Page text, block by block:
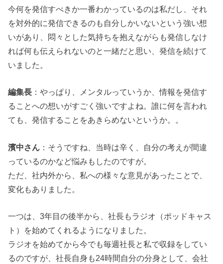
今何を発信すべきか一番わかっているのは私だし、それ
を対外的に発信できるのも自分しかいないという強い想
いがあり、悶々とした気持ちを抱えながらも発信しなけ
れば何も伝えられないのと一緒だと思い、発信を続けて
いました。
編集長 ：やっぱり、メンタルっていうか、情報を発信す
ることへの想いがすごく強いですよね。誰に何を言われ
ても、発信することをあきらめないというか。。
濱中さん ：そうですね、当時は辛く、自分の考えが間違
っているのかなど悩みもしたのですが。
ただ、社内外から、私への様々な意見があったことで、
変化もありました。
一つは、3年目の後半から、社長もラジオ（ポッドキャス
ト）を始めてくれるようになりました。
ラジオを始めてから今でも毎週社長と私で収録をしてい
るのですが、社長自身も24時間自分の分身として、会社